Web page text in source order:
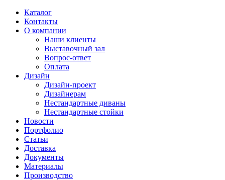
Каталог
Контакты
О компании
Наши клиенты
Выставочный зал
Вопрос-ответ
Оплата
Дизайн
Дизайн-проект
Дизайнерам
Нестандартные диваны
Нестандартные стойки
Новости
Портфолио
Статьи
Доставка
Документы
Материалы
Производство